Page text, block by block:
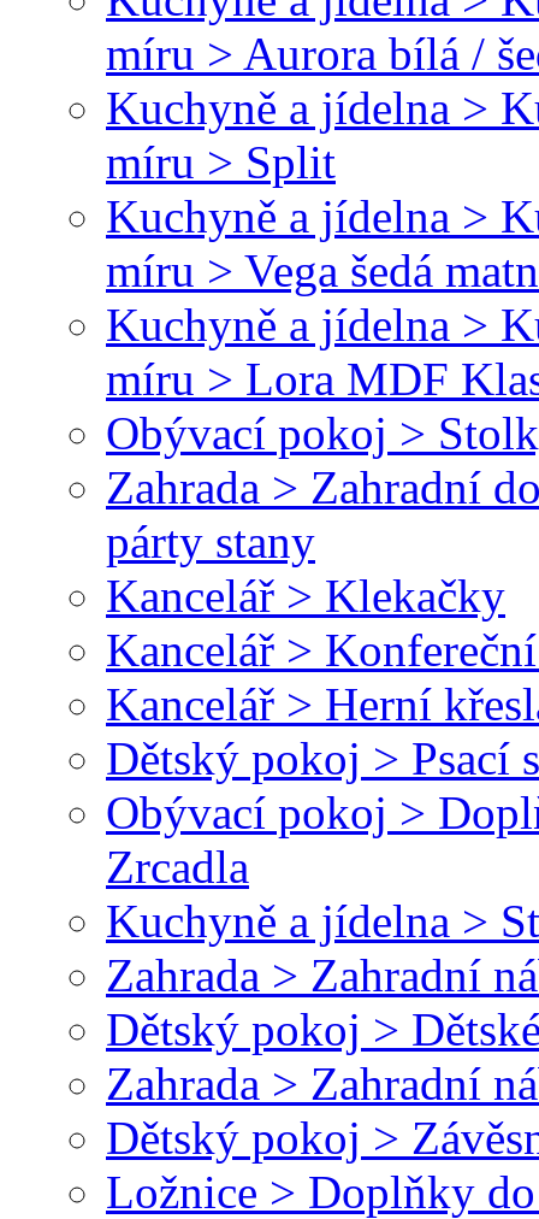
míru > Aurora bílá /
Kuchyně a jídelna >
míru > Split
Kuchyně a jídelna >
míru > Vega šedá
Kuchyně a jídelna >
míru > Lora MDF
Obývací pokoj >
Zahrada > Zahradní
párty stany
Kancelář > Klekačky
Kancelář >
Kancelář > Herní
Dětský pokoj > Psací
Obývací pokoj >
Zrcadla
Kuchyně a jídelna >
Zahrada > Zahradní
Dětský pokoj >
Zahrada > Zahradní
Dětský pokoj >
Ložnice > Doplňky